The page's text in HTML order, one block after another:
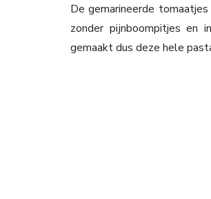
De gemarineerde
zonder pijnboompitjes en
gemaakt dus deze hele